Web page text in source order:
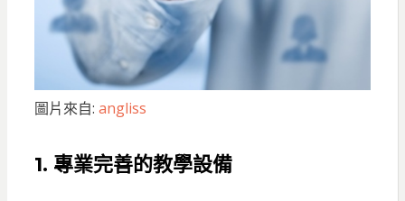
圖片來自: angliss
1. 專業完善的教學設備